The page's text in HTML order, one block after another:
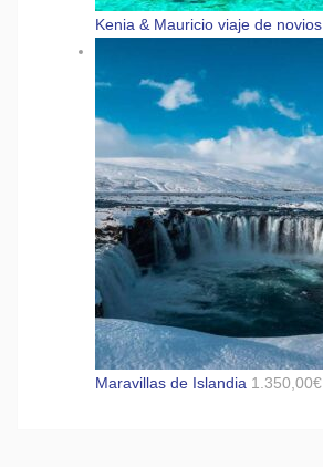
Kenia & Mauricio viaje de novios
Maravillas de Islandia 1.350,00€